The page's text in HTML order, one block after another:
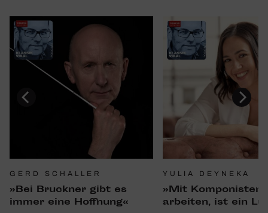
GERD SCHALLER
»Bei Bruckner gibt es
immer eine Hoff­nung«
YULIA DEYNEKA
»Mit Kompo­nisten
arbeiten, ist ein